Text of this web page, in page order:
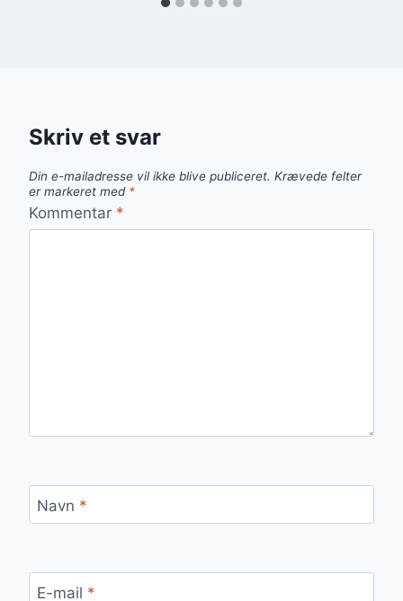
Skriv et svar
Din e-mailadresse vil ikke blive publiceret. Krævede felter
er markeret med *
Kommentar *
Navn *
E-mail *